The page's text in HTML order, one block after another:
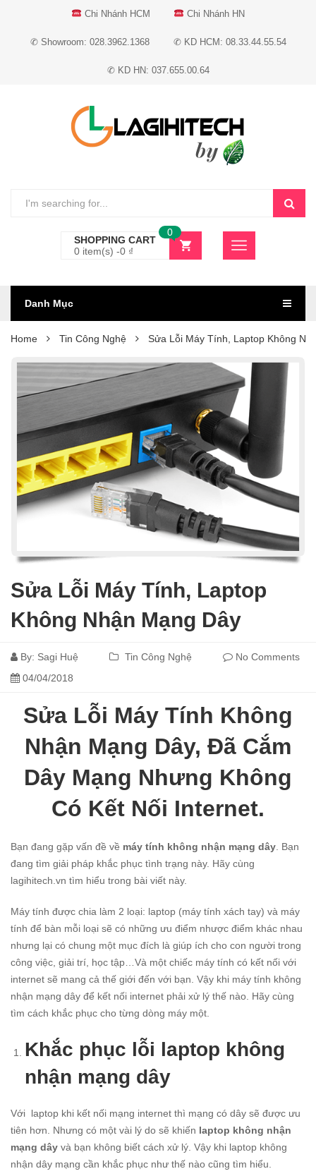
Chi Nhánh HCM Chi Nhánh HN
✆ Showroom: 028.3962.1368 ✆ KD HCM: 08.33.44.55.54
✆ KD HN: 037.655.00.64
SHOPPING CART
0 item(s) -0 ₫
0
Danh Mục
Home Tin Công Nghệ Sửa Lỗi Máy Tính, Laptop Không
Sửa Lỗi Máy Tính, Laptop
Không Nhận Mạng Dây
By: Sagi Huệ Tin Công Nghệ
No Comments
04/04/2018
Sửa Lỗi Máy Tính Không
Nhận Mạng Dây, Đã Cắm
Dây Mạng Nhưng Không
Có Kết Nối Internet.
Bạn đang gặp vấn đề về máy tính không nhận mạng dây. Bạn
đang tìm giải pháp khắc phục tình trạng này. Hãy cùng
lagihitech.vn tìm hiểu trong bài viết này.
Máy tính được chia làm 2 loại: laptop (máy tính xách tay) và máy
tính để bàn mỗi loại sẽ có những ưu điểm nhược điểm khác nhau
nhưng lại có chung một mục đích là giúp ích cho con người trong
công việc, giải trí, học tập…Và một chiếc máy tính có kết nối với
internet sẽ mang cả thế giới đến với bạn. Vậy khi máy tính không
nhận mạng dây để kết nối internet phải xử lý thế nào. Hãy cùng
tìm cách khắc phục cho từng dòng máy một.
Khắc phục lỗi laptop không
nhận mạng dây
Với laptop khi kết nối mạng internet thì mạng có dây sẽ được ưu
tiên hơn. Nhưng có một vài lý do sẽ khiến laptop không nhận
mạng dây và bạn không biết cách xử lý. Vậy khi laptop không
nhận dây mạng cần khắc phục như thế nào cũng tìm hiểu.